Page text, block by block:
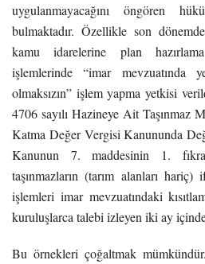
uygulanmayacağını öngören
bulmaktadır. Özellikle son
kamu idarelerine plan
işlemlerinde “imar mevzuatında
olmaksızın” işlem yapma yetkisi
4706 sayılı Hazineye Ait Taşınmaz
Katma Değer Vergisi Kanununda
Kanunun 7. maddesinin 1.
taşınmazların (tarım alanları
işlemleri imar mevzuatındaki
kuruluşlarca talebi izleyen iki ay
Bu örnekleri çoğaltmak